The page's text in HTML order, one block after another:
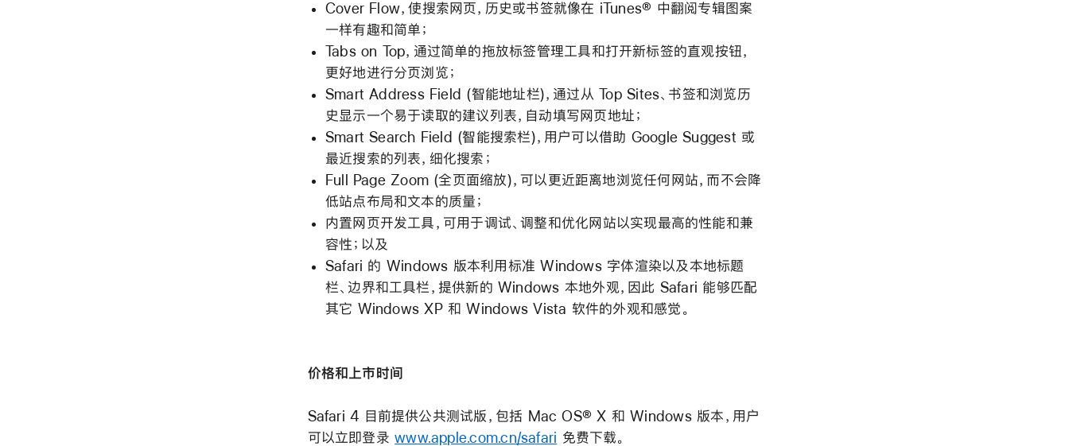
Cover Flow，使搜索网页，历史或书签就像在 iTunes® 中翻阅专辑图案
一样有趣和简单；
Tabs on Top，通过简单的拖放标签管理工具和打开新标签的直观按钮，
更好地进行分页浏览；
Smart Address Field (智能地址栏)，通过从 Top Sites、书签和浏览历
史显示一个易于读取的建议列表，自动填写网页地址；
Smart Search Field (智能搜索栏)，用户可以借助 Google Suggest 或
最近搜索的列表，细化搜索；
Full Page Zoom (全页面缩放)，可以更近距离地浏览任何网站，而不会降
低站点布局和文本的质量；
内置网页开发工具，可用于调试、调整和优化网站以实现最高的性能和兼
容性；以及
Safari 的 Windows 版本利用标准 Windows 字体渲染以及本地标题
栏、边界和工具栏，提供新的 Windows 本地外观，因此 Safari 能够匹配
其它 Windows XP 和 Windows Vista 软件的外观和感觉。
价格和上市时间
Safari 4 目前提供公共测试版，包括 Mac OS® X 和 Windows 版本，用户
可以立即登录www.apple.com.cn/safari 免费下载。